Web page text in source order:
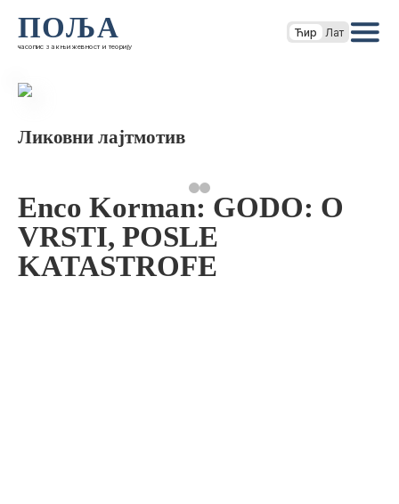
ПОЉА
часопис за књижевност и теорију
Ћир Лат
Ликовни лајтмотив
Enco Korman: GODO: O
VRSTI, POSLE
KATASTROFE